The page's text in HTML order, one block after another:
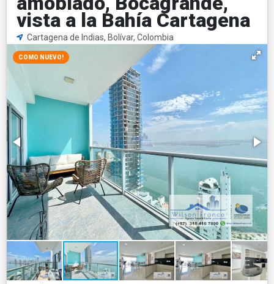
vista a la Bahía Cartagena
Cartagena de Indias, Bolívar, Colombia
COMO NUEVO!